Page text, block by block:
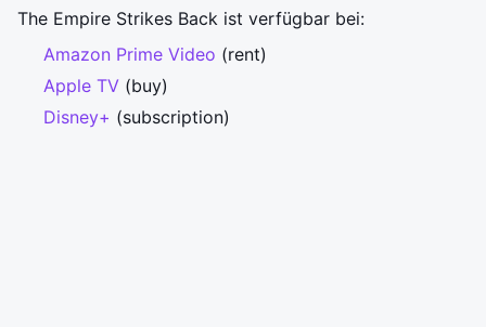
The Empire Strikes Back ist verfügbar bei:
Amazon Prime Video (rent)
Apple TV (buy)
Disney+ (subscription)